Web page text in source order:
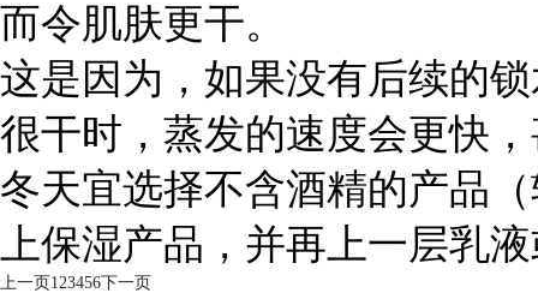
而令肌肤更干。
这是因为，如果没有后续的
很干时，蒸发的速度会更快
冬天宜选择不含酒精的产品
上保湿产品，并再上一层乳
上一页123456下一页